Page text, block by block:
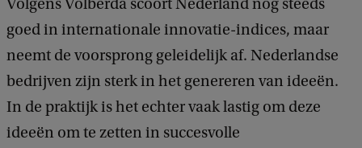
Volgens Volberda scoort Nederland nog steeds
goed in internationale innovatie-indices, maar
neemt de voorsprong geleidelijk af. Nederlandse
bedrijven zijn sterk in het genereren van ideeën.
In de praktijk is het echter vaak lastig om deze
ideeën om te zetten in succesvolle